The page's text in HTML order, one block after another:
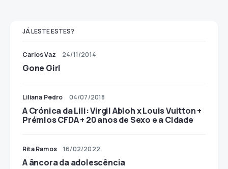
JÁ LESTE ESTES?
Carlos Vaz 24/11/2014
Gone Girl
Liliana Pedro 04/07/2018
A Crónica da Lili: Virgil Abloh x Louis Vuitton +
Prémios CFDA + 20 anos de Sexo e a Cidade
Rita Ramos 16/02/2022
A âncora da adolescência